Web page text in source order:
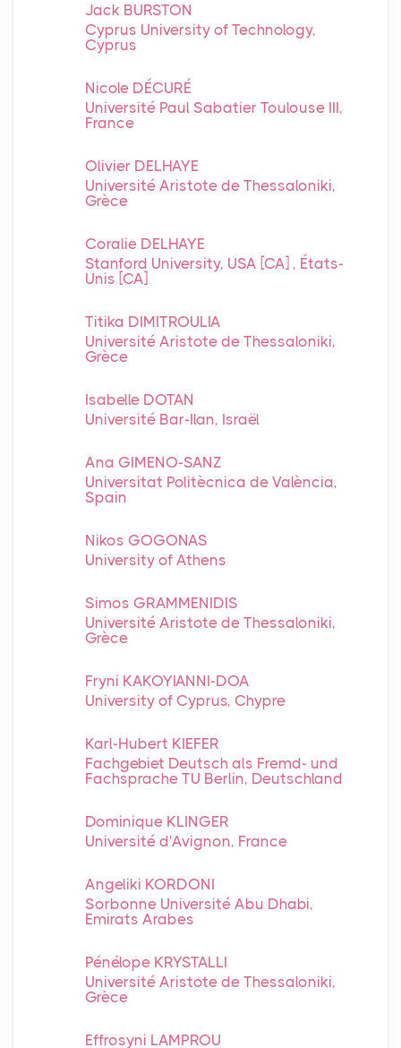
Jack BURSTON
Cyprus University of Technology,
Cyprus
Nicole DÉCURÉ
Université Paul Sabatier Toulouse III,
France
Olivier DELHAYE
Université Aristote de Thessaloniki,
Grèce
Coralie DELHAYE
Stanford University, USA [CA] , États-
Unis [CA]
Titika DIMITROULIA
Université Aristote de Thessaloniki,
Grèce
Isabelle DOTAN
Université Bar-Ilan, Israël
Ana GIMENO-SANZ
Universitat Politècnica de València,
Spain
Nikos GOGONAS
University of Athens
Simos GRAMMENIDIS
Université Aristote de Thessaloniki,
Grèce
Fryni KAKOYIANNI-DOA
University of Cyprus, Chypre
Karl-Hubert KIEFER
Fachgebiet Deutsch als Fremd- und
Fachsprache TU Berlin, Deutschland
Dominique KLINGER
Université d'Avignon, France
Angeliki KORDONI
Sorbonne Université Abu Dhabi,
Emirats Arabes
Pénélope KRYSTALLI
Université Aristote de Thessaloniki,
Grèce
Effrosyni LAMPROU